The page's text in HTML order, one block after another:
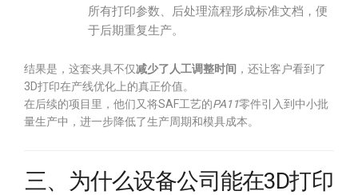
所有打印参数、后处理流程形成标准文档，便
于后期重复生产。
结果是，这套夹具不仅减少了人工调整时间 ，还让客户看到了
3D打印在产线优化上的真正价值。
在后续的项目里，他们又将SAF工艺的PA11零件引入到中小批
量生产中，进一步降低了生产周期和模具成本。
三、为什么设备公司能在3D打印